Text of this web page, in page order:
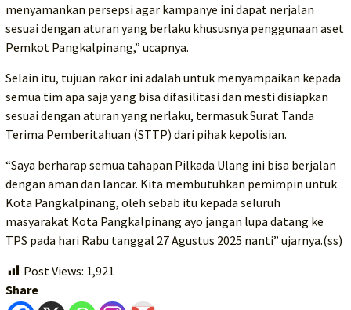
menyamankan persepsi agar kampanye ini dapat nerjalan
sesuai dengan aturan yang berlaku khususnya penggunaan aset
Pemkot Pangkalpinang,” ucapnya.
Selain itu, tujuan rakor ini adalah untuk menyampaikan kepada
semua tim apa saja yang bisa difasilitasi dan mesti disiapkan
sesuai dengan aturan yang nerlaku, termasuk Surat Tanda
Terima Pemberitahuan (STTP) dari pihak kepolisian.
“Saya berharap semua tahapan Pilkada Ulang ini bisa berjalan
dengan aman dan lancar. Kita membutuhkan pemimpin untuk
Kota Pangkalpinang, oleh sebab itu kepada seluruh
masyarakat Kota Pangkalpinang ayo jangan lupa datang ke
TPS pada hari Rabu tanggal 27 Agustus 2025 nanti” ujarnya.(ss)
Post Views: 1,921
Share